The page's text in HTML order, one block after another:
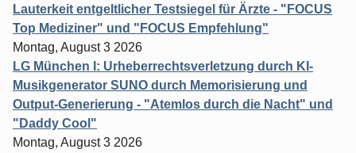
Lauterkeit entgeltlicher Testsiegel für Ärzte - "FOCUS
Top Mediziner" und "FOCUS Empfehlung"
Montag, August 3 2026
LG München I: Urheberrechtsverletzung durch KI-
Musikgenerator SUNO durch Memorisierung und
Output-Generierung - "Atemlos durch die Nacht" und
"Daddy Cool"
Montag, August 3 2026